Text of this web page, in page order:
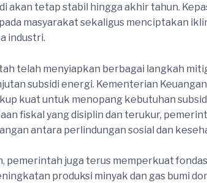
akan tetap stabil hingga akhir tahun.
masyarakat sekaligus menciptakan
industri.
telah menyiapkan berbagai langkah
subsidi energi. Kementerian
kuat untuk menopang kebutuhan
fiskal yang disiplin dan terukur,
antara perlindungan sosial dan
pemerintah juga terus memperkuat
produksi minyak dan gas bumi